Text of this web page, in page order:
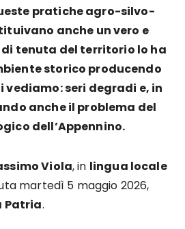
pratiche agro-silvo-
anche un vero e
tenuta del territorio lo ha
storico producendo
vediamo: seri degradi e, in
anche il problema del
dell’Appennino.
Viola, in lingua locale
martedì 5 maggio 2026,
Patria.